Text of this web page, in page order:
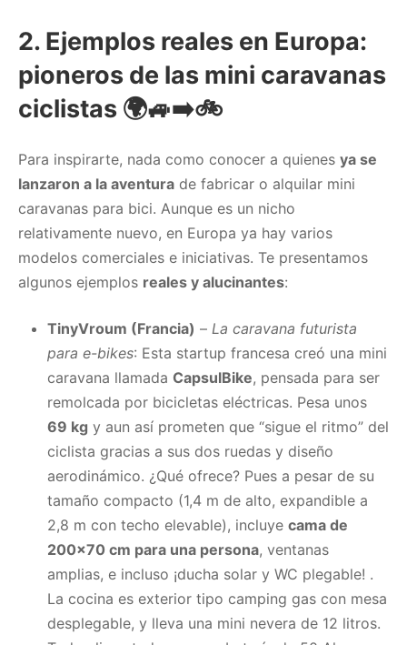
2. Ejemplos reales en Europa:
pioneros de las mini caravanas
ciclistas 🌍🚙➡️🚲
Para inspirarte, nada como conocer a quienes ya se
lanzaron a la aventura de fabricar o alquilar mini
caravanas para bici. Aunque es un nicho
relativamente nuevo, en Europa ya hay varios
modelos comerciales e iniciativas. Te presentamos
algunos ejemplos reales y alucinantes:
TinyVroum (Francia) – La caravana futurista
para e-bikes: Esta startup francesa creó una mini
caravana llamada CapsulBike, pensada para ser
remolcada por bicicletas eléctricas. Pesa unos
69 kg y aun así prometen que “sigue el ritmo” del
ciclista gracias a sus dos ruedas y diseño
aerodinámico. ¿Qué ofrece? Pues a pesar de su
tamaño compacto (1,4 m de alto, expandible a
2,8 m con techo elevable), incluye cama de
200×70 cm para una persona, ventanas
amplias, e incluso ¡ducha solar y WC plegable! .
La cocina es exterior tipo camping gas con mesa
desplegable, y lleva una mini nevera de 12 litros.